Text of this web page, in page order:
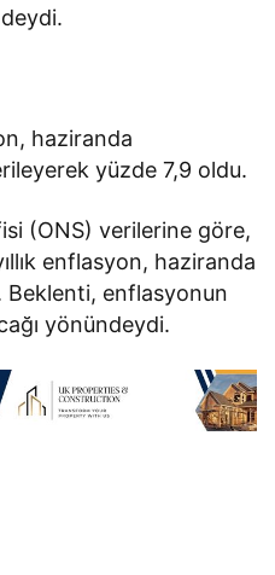
haziranda
yüzde 7,9 oldu.
(ONS) verilerine göre,
enflasyon, haziranda
Beklenti, enflasyonun
yönündeydi.